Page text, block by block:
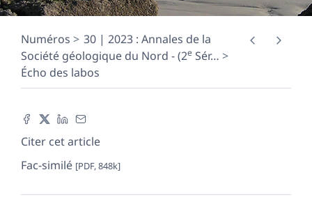
Numéros
30 | 2023 : Annales de la
Société géologique du Nord - (2e Sér…
Écho des labos
Citer cet article
Fac-similé [PDF, 848k]